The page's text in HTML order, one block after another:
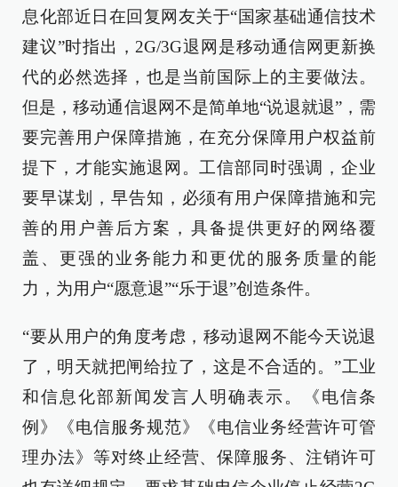
息化部近日在回复网友关于“国家基础通信技术
建议”时指出，2G/3G退网是移动通信网更新换
代的必然选择，也是当前国际上的主要做法。
但是，移动通信退网不是简单地“说退就退”，需
要完善用户保障措施，在充分保障用户权益前
提下，才能实施退网。工信部同时强调，企业
要早谋划，早告知，必须有用户保障措施和完
善的用户善后方案，具备提供更好的网络覆
盖、更强的业务能力和更优的服务质量的能
力，为用户“愿意退”“乐于退”创造条件。
“要从用户的角度考虑，移动退网不能今天说退
了，明天就把闸给拉了，这是不合适的。”工业
和信息化部新闻发言人明确表示。《电信条
例》《电信服务规范》《电信业务经营许可管
理办法》等对终止经营、保障服务、注销许可